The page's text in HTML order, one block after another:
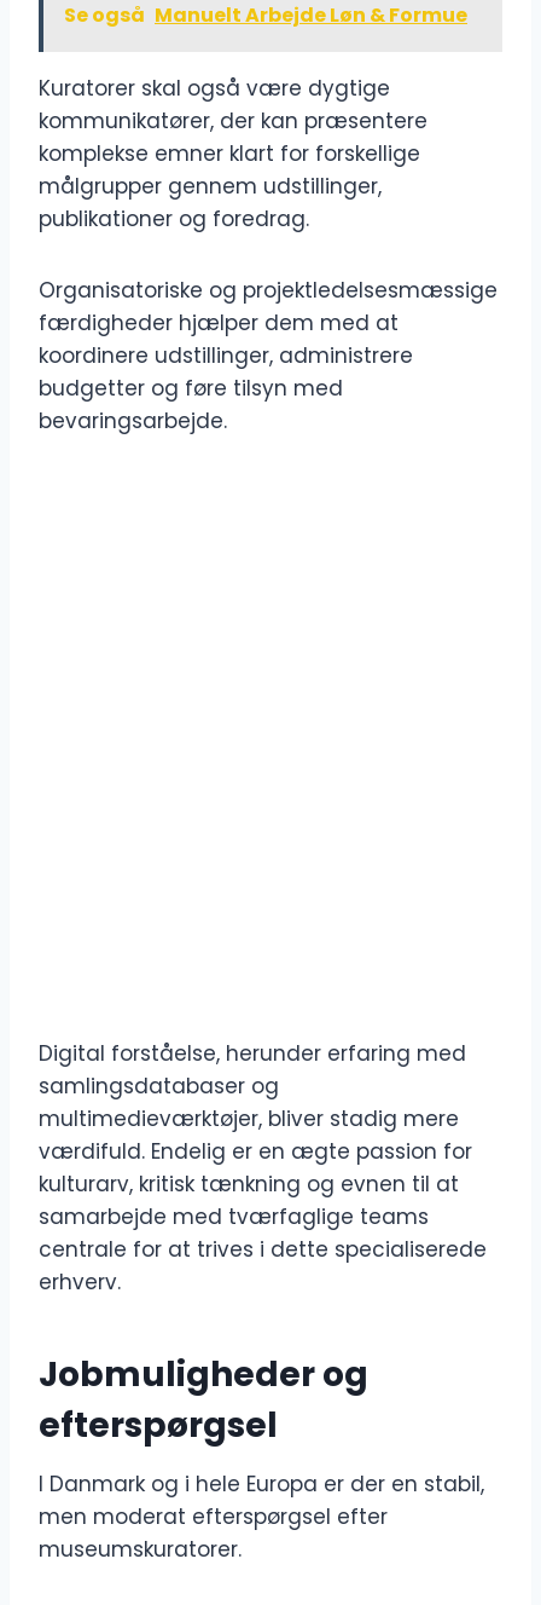
Se også Manuelt Arbejde Løn & Formue
Kuratorer skal også være dygtige
kommunikatører, der kan præsentere
komplekse emner klart for forskellige
målgrupper gennem udstillinger,
publikationer og foredrag.
Organisatoriske og projektledelsesmæssige
færdigheder hjælper dem med at
koordinere udstillinger, administrere
budgetter og føre tilsyn med
bevaringsarbejde.
Digital forståelse, herunder erfaring med
samlingsdatabaser og
multimedieværktøjer, bliver stadig mere
værdifuld. Endelig er en ægte passion for
kulturarv, kritisk tænkning og evnen til at
samarbejde med tværfaglige teams
centrale for at trives i dette specialiserede
erhverv.
Jobmuligheder og
efterspørgsel
I Danmark og i hele Europa er der en stabil,
men moderat efterspørgsel efter
museumskuratorer.